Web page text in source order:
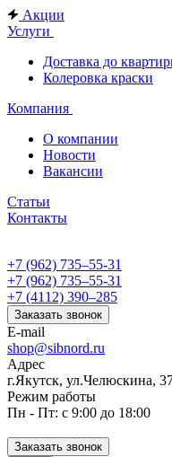
Акции
Услуги
Доставка до
Колеровка краски
Компания
О компании
Новости
Вакансии
Статьи
Контакты
+7 (962) 735‒55-31
+7 (962) 735‒55-31
+7 (4112) 390‒285
Заказать звонок
E-mail
shop@sibnord.ru
Адрес
​г.Якутск, ул.Челюскина,
Режим работы
Пн - Пт: с 9:00 до 18:00
Заказать звонок